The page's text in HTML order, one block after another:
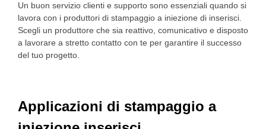
Un buon servizio clienti e supporto sono essenziali quando si
lavora con i produttori di stampaggio a iniezione di inserisci.
Scegli un produttore che sia reattivo, comunicativo e disposto
a lavorare a stretto contatto con te per garantire il successo
del tuo progetto.
Applicazioni di stampaggio a